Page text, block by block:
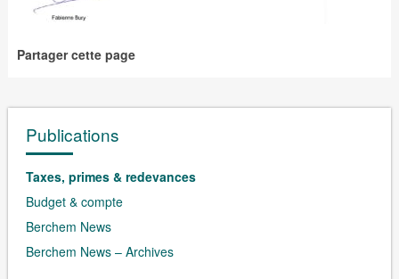
Partager cette page
Publications
Taxes, primes & redevances
Budget & compte
Berchem News
Berchem News – Archives